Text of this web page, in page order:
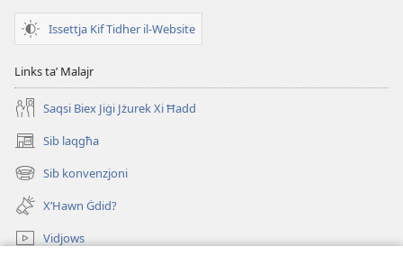
Issettja Kif Tidher il-Website
Links taʼ Malajr
Saqsi Biex Jiġi Jżurek Xi Ħadd
Sib laqgħa
(opens
new
window)
Sib konvenzjoni
(opens
new
window)
X’Hawn Ġdid?
Vidjows